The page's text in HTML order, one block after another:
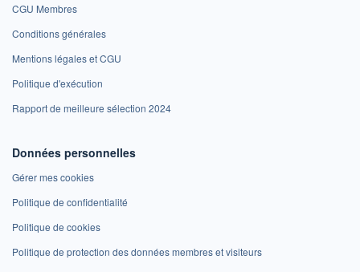
CGU Membres
Conditions générales
Mentions légales et CGU
Politique d'exécution
Rapport de meilleure sélection 2024
Données personnelles
Gérer mes cookies
Politique de confidentialité
Politique de cookies
Politique de protection des données membres et visiteurs